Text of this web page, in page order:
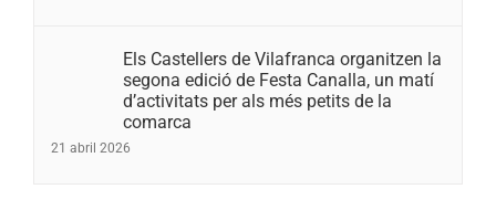
Els Castellers de Vilafranca organitzen la
segona edició de Festa Canalla, un matí
d’activitats per als més petits de la
comarca
21 abril 2026